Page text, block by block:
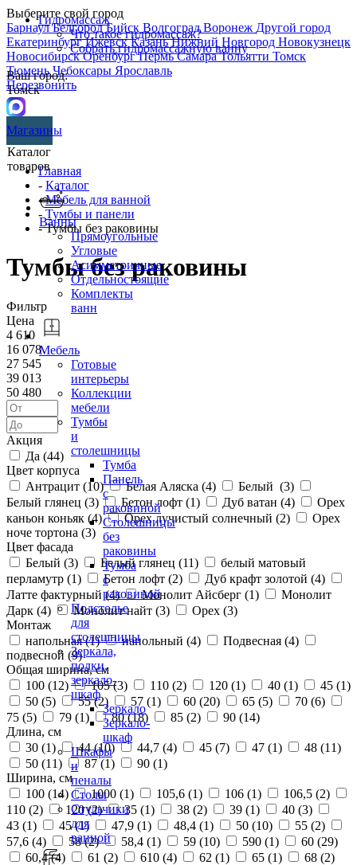
Выберите свой город
БарнаулБелгородБийск ВолгоградВоронеж Другой город
ЕкатеринбургИжевскКазаньНижний Новгород Новокузнецк
НовосибирскОренбургПермьСамараТольятти Томск
ТюменьЧебоксары Ярославль
Перезвонить
Гидромассаж
Что такое гидромассаж?
Собрать гидромассажную ванну
Ваш город:
Томск
Магазины
Каталог
товаров
Ванны
Прямоугольные
Угловые
Асимметричные
Отдельностоящие
Комплекты
ванн
Мебель
Готовые
интерьеры
Коллекции
мебели
Тумбы
и
столешницы
Тумба
Панель
с
раковиной
Столешницы
без
раковины
Тумба
с
раковиной
Подстолье
для
столешницы
Зеркала,
полки,
зеркало-
шкаф
Зеркало
Зеркало-
шкаф
Шкафы
и
пеналы
Столы
Стульчики
для
ванной
Главная
- Каталог
-Мебель для ванной
- Тумбы и панели
- Тумбы без раковины
Тумбы без раковины
Фильтр
Цена
4 610
16 078
27 545
39 013
50 480
Акция
Да (44)
Цвет корпуса
Антрацит (10) Белая Аляска (4) Белый (3)
Белый глянец (3) Бетон лофт (1) Дуб ватан (4)
Орех
каньон коньяк (4) Орех лучистый солнечный (2)
Орех
ноче тортона (3)
Цвет фасада
Белый (3) Белый глянец (11)
белый матовый
перламутр (1) Бетон лофт (2) Дуб крафт золотой (4)
Латте фактурный (4) Монолит Айсберг (1)
Монолит
Дарк (4) Монолит найт (3) Орех (3)
Монтаж
напольная (1) напольный (4) Подвесная (4)
подвесной (9)
Общая ширина, см
100 (12) 105 (3) 110 (2) 120 (1) 40 (1) 45 (1)
50 (5) 55 (2) 57 (1) 60 (20) 65 (5) 70 (6)
75 (5) 79 (1) 80 (18) 85 (2) 90 (14)
Длина, см
30 (1) 44 (10) 44,7 (4) 45 (7) 47 (1) 48 (11)
50 (11) 87 (1) 90 (1)
Ширина, см
100 (14) 1000 (1) 105,6 (1) 106 (1) 106,5 (2)
110 (2) 120 (2) 35 (1) 38 (2) 39 (1) 40 (3)
43 (1) 45 (1) 47,9 (1) 48,4 (1) 50 (10) 55 (2)
57,6 (4) 58 (2) 58,4 (1) 59 (10) 590 (1) 60 (29)
60,4 (4) 61 (2) 610 (4) 62 (1) 65 (1) 68 (2)